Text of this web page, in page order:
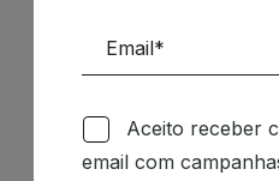
Aceito receber
email com